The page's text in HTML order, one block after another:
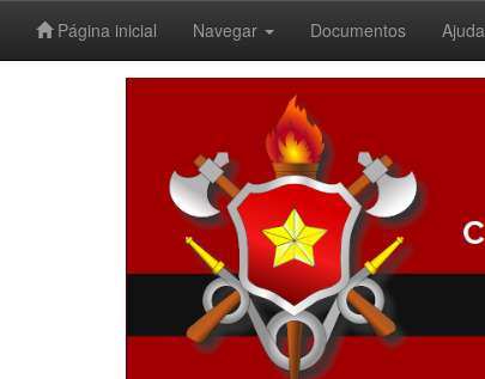
Página inicial Navegar Documentos Ajuda